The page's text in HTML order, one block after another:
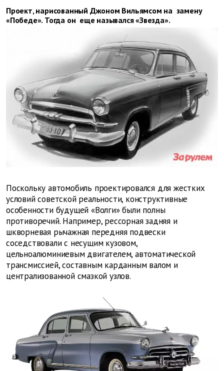
Проект, нарисованный Джоном Вильямсом на замену
«Победе». Тогда он еще назывался «Звезда».
Поскольку автомобиль проектировался для жестких
условий советской реальности, конструктивные
особенности будущей «Волги» были полны
противоречий. Например, рессорная задняя и
шкворневая рычажная передняя подвески
соседствовали с несущим кузовом,
цельноалюминиевым двигателем, автоматической
трансмиссией, составным карданным валом и
централизованной смазкой узлов.